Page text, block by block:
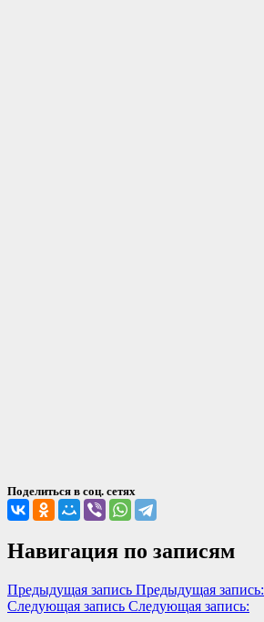
Поделиться в соц. сетях
Навигация по записям
Предыдущая запись Предыдущая запись:
Следующая запись Следующая запись: